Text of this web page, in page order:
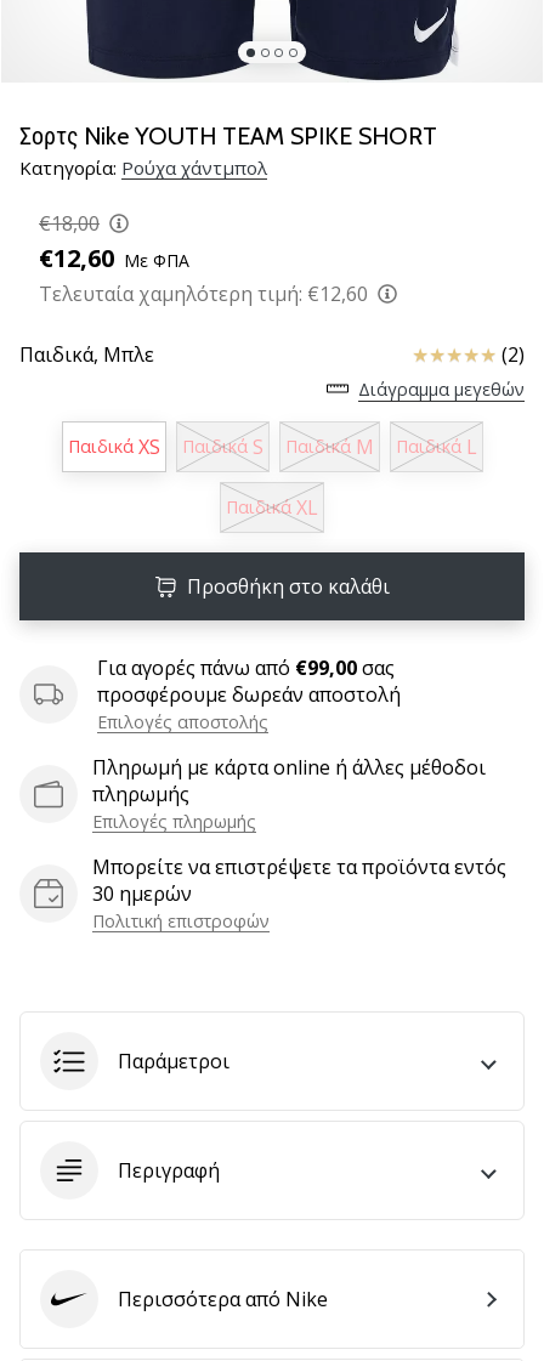
παπούτσια
handball
Accelerate
NITRO
SQD
Ανακάλυψε
τις
τεχνικές
και
μάθε
αξίζει…
6 λεπτά ανάγνωσης
πρεσβευτής
μάρκας
χάντμπολ
Είσαι
λάτρης
χάντμπολ
όπως
εμείς;
της
μάρκας
μας
Εμφάνιση
Σορτς Nike YOUTH TEAM SPIKE SHORT
Κατηγορία: Ρούχα χάντμπολ
€18,00
€12,60 Με ΦΠΑ
Τελευταία χαμηλότερη τιμή: €12,60
Παιδικά, Μπλε Κριτικές (2)
Διάγραμμα μεγεθών
Παιδικά XS Παιδικά S Παιδικά M Παιδικά L
Παιδικά XL
Προσθήκη στο καλάθι
Για αγορές πάνω από €99,00σας
προσφέρουμε δωρεάν αποστολή
Επιλογές αποστολής
Πληρωμή με κάρτα online ή άλλες μέθοδοι
πληρωμής
Επιλογές πληρωμής
Μπορείτε να επιστρέψετε τα προϊόντα εντός
30 ημερών
Πολιτική επιστροφών
Παράμετροι
Περιγραφή
Nike Περισσότερα από Nike